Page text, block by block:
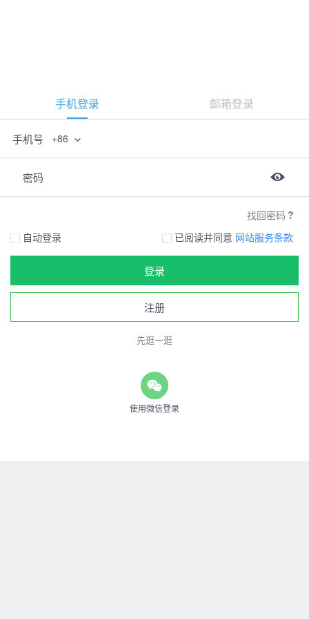
手机登录 邮箱登录
手机号 +86
密码
找回密码
自动登录
已阅读并同意 网站服务条款
登录
注册
先逛一逛
使用微信登录